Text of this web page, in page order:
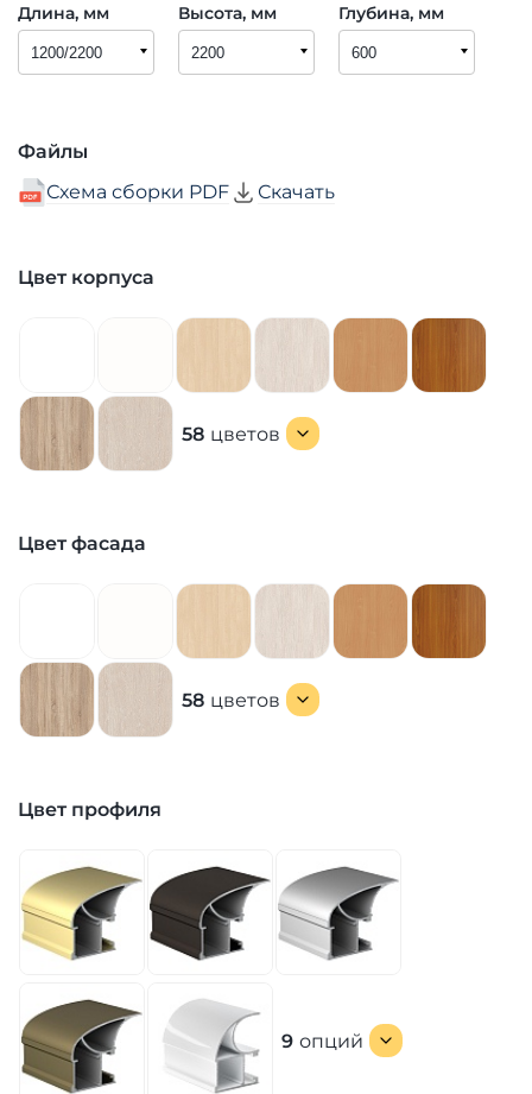
Длина, мм Высота, мм Глубина, мм
Файлы
Схема сборки PDF
Скачать
Цвет корпуса
58 цветов
Цвет фасада
58 цветов
Цвет профиля
9 опций